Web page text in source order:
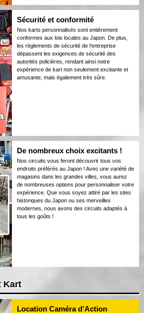
Sécurité et conformité
Nos karts personnalisés sont entièrement
conformes aux lois locales au Japon. De plus,
les règlements de sécurité de l’entreprise
dépassent les exigences de sécurité des
autorités policières, rendant ainsi notre
expérience de kart non seulement excitante et
amusante, mais également très sûre.
De nombreux choix excitants !
Nos circuits vous feront découvrir tous vos
endroits préférés au Japon ! Avec une variété de
magasins dans les grandes villes, vous aurez
de nombreuses options pour personnaliser votre
expérience. Que vous soyez attiré par les sites
historiques du Japon ou ses merveilles
modernes, nous avons des circuits adaptés à
tous les goûts !
Kart
Location Caméra d’Action